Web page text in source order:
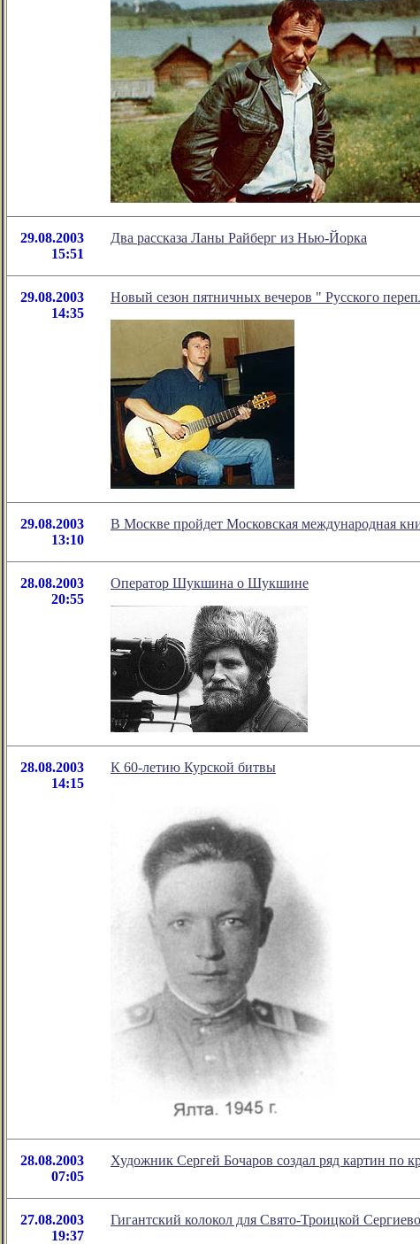
29.08.2003
15:51
Два рассказа Ланы Райберг из Нью-Йорка
29.08.2003
14:35
Новый сезон пятничных вечеров " Русского
29.08.2003
13:10
В Москве пройдет Московская международная
28.08.2003
20:55
Оператор Шукшина о Шукшине
28.08.2003
14:15
К 60-летию Курской битвы
28.08.2003
07:05
Художник Сергей Бочаров создал ряд картин по
27.08.2003
19:37
Гигантский колокол для Свято-Троицкой